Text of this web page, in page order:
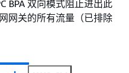
BPA 双向模式阻止进出此
网关的所有流量（已排除